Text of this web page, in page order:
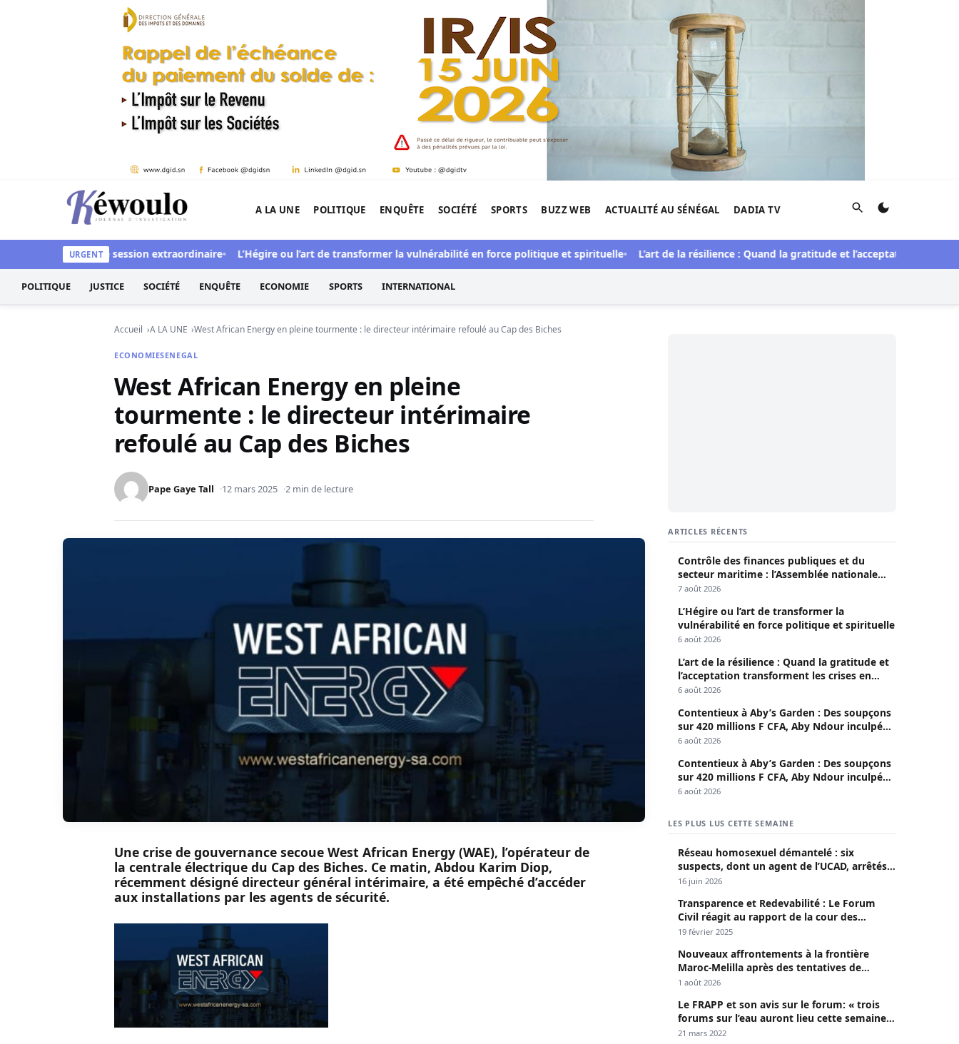
Aller au contenu
Kéwoulo, le premier site d'information et d'investigation de l'Afrique.
A LA UNE POLITIQUE ENQUÊTE SOCIÉTÉ SPORTS BUZZ WEB ACTUALITÉ AU SÉNÉGAL DADIA TV Rechercher
URGENT
une session extraordinaire L’Hégire ou l’art de transformer la vulnérabilité en force politique et spirituelle L’art de la résilience : Quand la gratitude et l’acceptation transforment
POLITIQUE JUSTICE SOCIÉTÉ ENQUÊTE ECONOMIE SPORTS INTERNATIONAL
Accueil A LA UNE West African Energy en pleine tourmente : le directeur intérimaire refoulé au Cap des Biches
ECONOMIESENEGAL
West African Energy en pleine
tourmente : le directeur intérimaire
refoulé au Cap des Biches
Pape Gaye Tall 12 mars 2025 2 min de lecture
Une crise de gouvernance secoue West African Energy (WAE), l’opérateur de
la centrale électrique du Cap des Biches. Ce matin, Abdou Karim Diop,
récemment désigné directeur général intérimaire, a été empêché d’accéder
aux installations par les agents de sécurité.
ARTICLES RÉCENTS
Contrôle des finances publiques et du
secteur maritime : l’Assemblée nationale
convoque une session extraordinaire
7 août 2026
L’Hégire ou l’art de transformer la
vulnérabilité en force politique et spirituelle
6 août 2026
L’art de la résilience : Quand la gratitude et
l’acceptation transforment les crises en
opportunités
6 août 2026
Contentieux à Aby’s Garden : Des soupçons
sur 420 millions F CFA, Aby Ndour inculpée
pour abus de biens sociaux
6 août 2026
Contentieux à Aby’s Garden : Des soupçons
sur 420 millions F CFA, Aby Ndour inculpée
pour abus de biens sociaux
6 août 2026
LES PLUS LUS CETTE SEMAINE
Réseau homosexuel démantelé : six
suspects, dont un agent de l’UCAD, arrêtés à
Keur Massar ; l’un avoue avoir propagé le
16 juin 2026
Transparence et Redevabilité : Le Forum
Civil réagit au rapport de la cour des
comptes
19 février 2025
Nouveaux affrontements à la frontière
Maroc-Melilla après des tentatives de
passage
1 août 2026
Le FRAPP et son avis sur le forum: « trois
forums sur l’eau auront lieu cette semaine à
Dakar »
21 mars 2022